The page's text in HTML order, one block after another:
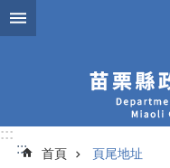
跳到主要內容區塊
:::
:::
首頁 頁尾地址